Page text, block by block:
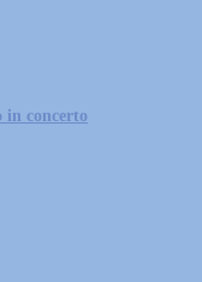
in concerto